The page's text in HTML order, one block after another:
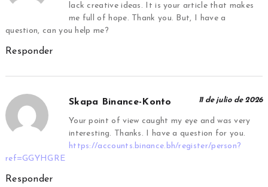
lack creative ideas. It is your article that makes
me full of hope. Thank you. But, I have a
question, can you help me?
Responder
Skapa Binance-Konto 11 de julio de 2026
Your point of view caught my eye and was very
interesting. Thanks. I have a question for you.
https://accounts.binance.bh/register/person?
ref=GGYHGRE
Responder